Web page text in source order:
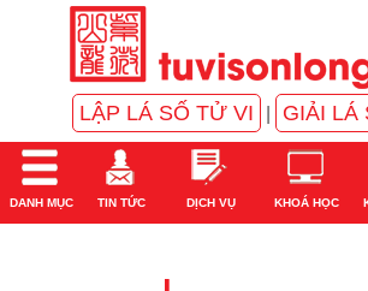
LẬP LÁ SỐ TỬ VI GIẢI LÁ
DANH MỤC TIN TỨC DỊCH VỤ KHOÁ HỌC